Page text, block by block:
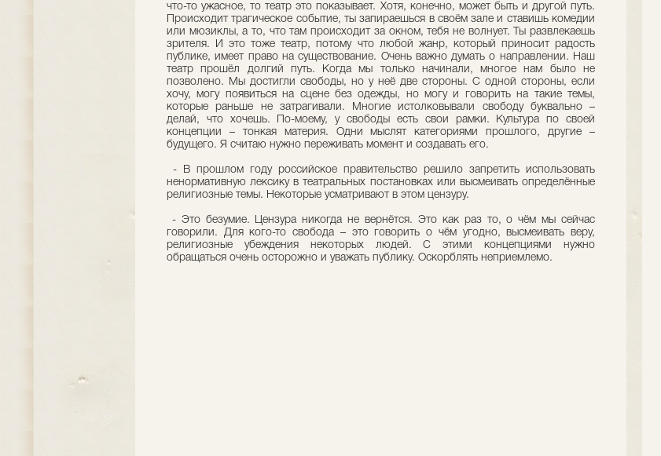
что-то ужасное, то театр это показывает. Хотя, конечно, может быть и другой путь.
Происходит трагическое событие, ты запираешься в своём зале и ставишь комедии
или мюзиклы, а то, что там происходит за окном, тебя не волнует. Ты развлекаешь
зрителя. И это тоже театр, потому что любой жанр, который приносит радость
публике, имеет право на существование. Очень важно думать о направлении. Наш
театр прошёл долгий путь. Когда мы только начинали, многое нам было не
позволено. Мы достигли свободы, но у неё две стороны. С одной стороны, если
хочу, могу появиться на сцене без одежды, но могу и говорить на такие темы,
которые раньше не затрагивали. Многие истолковывали свободу буквально –
делай, что хочешь. По-моему, у свободы есть свои рамки. Культура по своей
концепции – тонкая материя. Одни мыслят категориями прошлого, другие –
будущего. Я считаю нужно переживать момент и создавать его.
- В прошлом году российское правительство решило запретить использовать
ненормативную лексику в театральных постановках или высмеивать определённые
религиозные темы. Некоторые усматривают в этом цензуру.
- Это безумие. Цензура никогда не вернётся. Это как раз то, о чём мы сейчас
говорили. Для кого-то свобода – это говорить о чём угодно, высмеивать веру,
религиозные убеждения некоторых людей. С этими концепциями нужно
обращаться очень осторожно и уважать публику. Оскорблять неприемлемо.